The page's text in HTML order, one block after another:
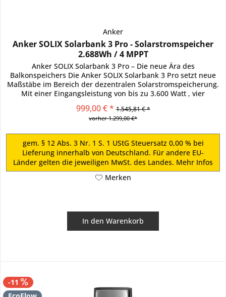
Anker
Anker SOLIX Solarbank 3 Pro - Solarstromspeicher
2.688Wh / 4 MPPT
Anker SOLIX Solarbank 3 Pro – Die neue Ära des
Balkonspeichers Die Anker SOLIX Solarbank 3 Pro setzt neue
Maßstäbe im Bereich der dezentralen Solarstromspeicherung.
Mit einer Eingangsleistung von bis zu 3.600 Watt , vier
999,00 € * 1.545,81 € *
vorher 1.299,00 €*
gem. § 12 Abs. 3 Nr. 1 S. 1 UStG Steuersatz 0,00 % bei
Lieferung innerhalb von Deutschland. Für andere EU-
Länder gelten die jeweiligen MwSt. des Landes. Mehr Infos
Merken
In den Warenkorb
-11